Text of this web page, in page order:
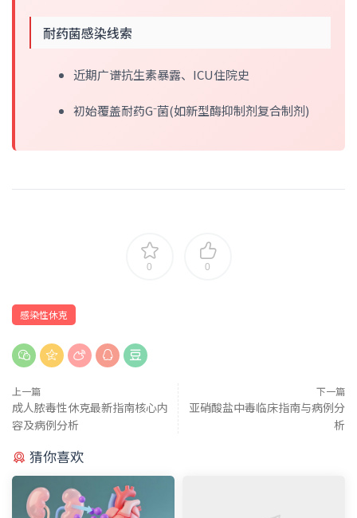
耐药菌感染线索
近期广谱抗生素暴露、ICU住院史
初始覆盖耐药G⁻菌(如新型酶抑制剂复合制剂)
0 0
感染性休克
上一篇
成人脓毒性休克最新指南核心内
容及病例分析
下一篇
亚硝酸盐中毒临床指南与病例分
析
猜你喜欢